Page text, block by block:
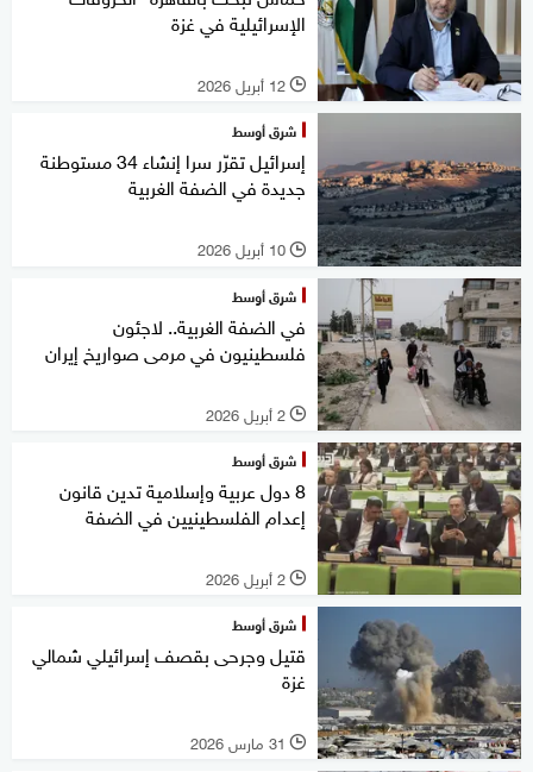
الإسرائيلية في غزة
l 12 أبريل 2026
شرق أوسط
إسرائيل تقرّر سرا إنشاء 34 مستوطنة
جديدة في الضفة الغربية
l 10 أبريل 2026
شرق أوسط
في الضفة الغربية.. لاجئون
فلسطينيون في مرمى صواريخ إيران
l 2 أبريل 2026
شرق أوسط
8 دول عربية وإسلامية تدين قانون
إعدام الفلسطينيين في الضفة
l 2 أبريل 2026
شرق أوسط
قتيل وجرحى بقصف إسرائيلي شمالي
غزة
l 31 مارس 2026